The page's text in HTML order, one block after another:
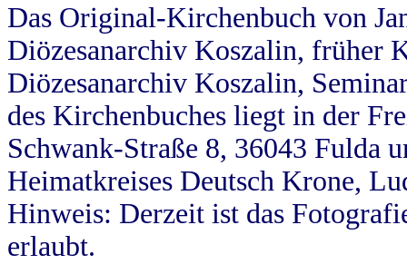
Das Original-Kirchenbuch von
Diözesanarchiv Koszalin, früher
Diözesanarchiv Koszalin,
des Kirchenbuches liegt in der
Schwank-Straße 8, 36043 Fulda
Heimatkreises Deutsch Krone,
Hinweis: Derzeit ist das
erlaubt.